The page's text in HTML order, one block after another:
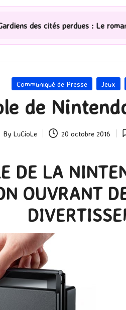
: Le roman graphique Tome 1
Posted
Communiqué de Presse Jeux
de
By LuCioLe 20 octobre 2016
DE LA
OUVRANT